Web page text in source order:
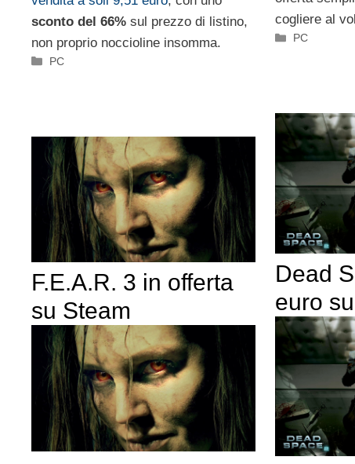
sconto del 66% sul prezzo di listino,
non proprio noccioline insomma.
Categorie
PC
cogliere al
Categorie
PC
Dead
euro
F.E.A.R. 3 in offerta
su Steam